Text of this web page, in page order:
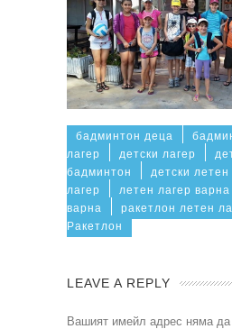
бадминтон деца
лагер
детски лагер
бадминтон
детски летен
лагер
летен лагер варна
варна
ракетлон летен
Ракетлон
LEAVE A REPLY
Вашият имейл адрес няма да